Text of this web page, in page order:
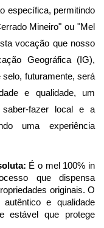
específica, permitindo
Mineiro" ou "Mel
vocação que nosso
Geográfica (IG),
futuramente, será
e qualidade, um
fazer local e a
uma experiência
É o mel 100% in
que dispensa
originais. O
e qualidade
estável que protege